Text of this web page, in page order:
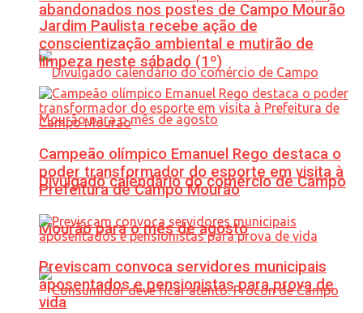
abandonados nos postes de Campo Mourão
Divulgado calendário do comércio de Campo
Mourão para o mês de agosto
Jardim Paulista recebe ação de
conscientização ambiental e mutirão de
limpeza neste sábado (1º)
Campeão olímpico Emanuel Rego destaca o
poder transformador do esporte em visita à
Prefeitura de Campo Mourão
Previscam convoca servidores municipais
aposentados e pensionistas para prova de
vida